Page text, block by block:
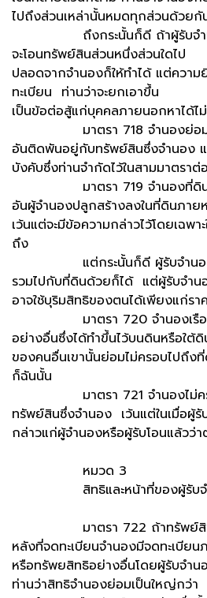
ไปถึงส่วนเหล่านั้นหมดทุกส่วนด้วยกั
ถึงกระนั้นก็ดี ถ้าผู้รับจำนอ
จะโอนทรัพย์สินส่วนหนึ่งส่วนใดไป
ปลอดจากจำนองก็ให้ทำได้ แต่ควา
ทะเบียน ท่านว่าจะยกเอาขึ้น
เป็นข้อต่อสู้แก่บุคคลภายนอกหาได้ไม่
มาตรา 718 จำนองย่อมคร
อันติดพันอยู่กับทรัพย์สินซึ่งจำนอง
บังคับซึ่งท่านจำกัดไว้ในสามมาตราต่
มาตรา 719 จำนองที่ดินไม่ค
อันผู้จำนองปลูกสร้างลงในที่ดินภาย
เว้นแต่จะมีข้อความกล่าวไว้โดยเฉพ
ถึง
แต่กระนั้นก็ดี ผู้รับจำนองจะ
รวมไปกับที่ดินด้วยก็ได้ แต่ผู้รับจำน
อาจใช้บุริมสิทธิของตนได้เพียงแก่รา
มาตรา 720 จำนองเรือนโ
อย่างอื่นซึ่งได้ทำขึ้นไว้บนดินหรือใต้
ของคนอื่นเขานั้นย่อมไม่ครอบไปถึ
ก็ฉันนั้น
มาตรา 721 จำนองไม่ครอ
ทรัพย์สินซึ่งจำนอง เว้นแต่ในเมื่อผู้รั
กล่าวแก่ผู้จำนองหรือผู้รับโอนแล้วว่
หมวด 3
สิทธิและหน้าที่ของผู้รับจำน
มาตรา 722 ถ้าทรัพย์สินได้
หลังที่จดทะเบียนจำนองมีจดทะเบียน
หรือทรัพยสิทธิอย่างอื่นโดยผู้รับจำน
ท่านว่าสิทธิจำนองย่อมเป็นใหญ่กว่า